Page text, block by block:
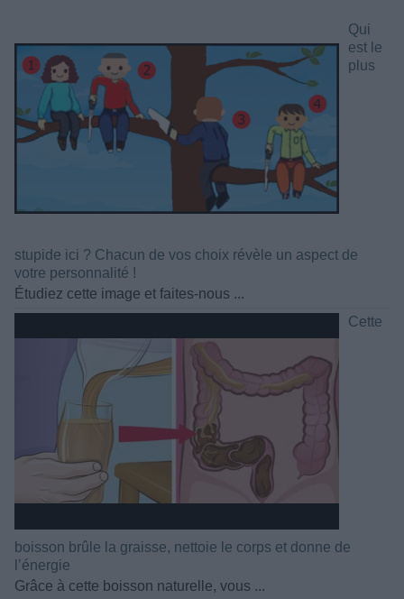
Qui
est le
plus
stupide ici ? Chacun de vos choix révèle un aspect de
votre personnalité !
Étudiez cette image et faites-nous ...
Cette
boisson brûle la graisse, nettoie le corps et donne de
l’énergie
Grâce à cette boisson naturelle, vous ...